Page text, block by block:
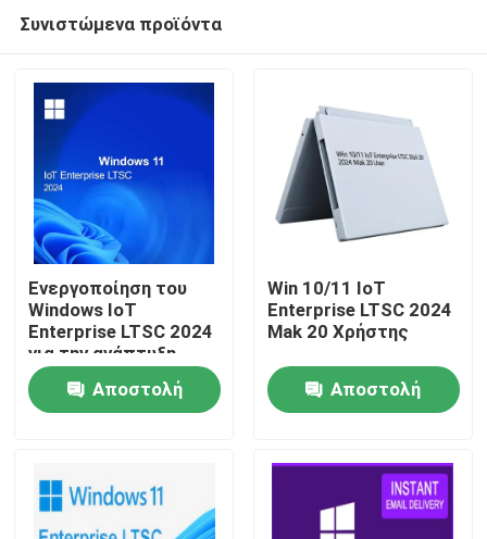
Σπίτι
Προϊόντα
Βίντεο
Συνιστώμενα προϊόντα
Ενεργοποίηση του
Windows IoT
Enterprise LTSC 2024
για την ανάπτυξη
εμπορικού και
βιομηχανικού υλικού
Αποστολή
Win 10/11 IoT
Enterprise LTSC 2024
Mak 20 Χρήστης
Αποστολή